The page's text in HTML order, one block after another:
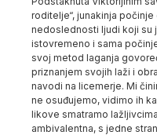
roditelje“, junakinja
nedoslednosti ljudi koji su
istovremeno i sama
svoj metod laganja
priznanjem svojih laži i
navodi na licemerje. Mi
ne osuđujemo, vidimo ih
likove smatramo
ambivalentna, s jedne